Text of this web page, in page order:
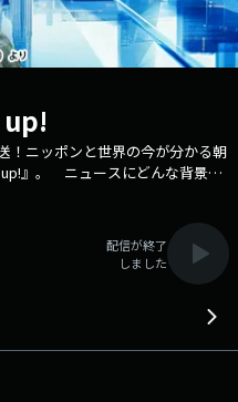
up!
！ニッポンと世界の今が分かる朝
』。 ニュースにどんな背景が
か？ 多彩なコメンテーターやゲ
：内田雄基（ニッポン放送アナ
雄（テレビ東京解説委員 ）
メンテーターもこの時間から登
に関する疑問や予防法、症状、
たい最初のニュースをズバリ解
配信が終了
しました